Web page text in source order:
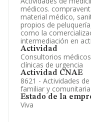
médicos.
material médico,
propios de
como la
intermediación en
Actividad
Consultorios
clínicas de urgencia
Actividad CNAE
8621 - Actividades
familiar y comunitaria
Estado de la
Viva